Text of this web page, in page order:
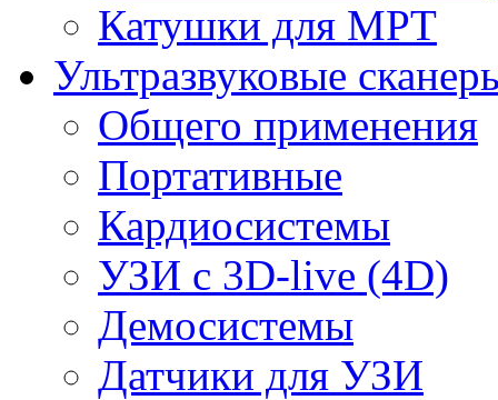
Катушки для МРТ
Ультразвуковые
Общего применения
Портативные
Кардиосистемы
УЗИ с 3D-live (4D)
Демосистемы
Датчики для УЗИ